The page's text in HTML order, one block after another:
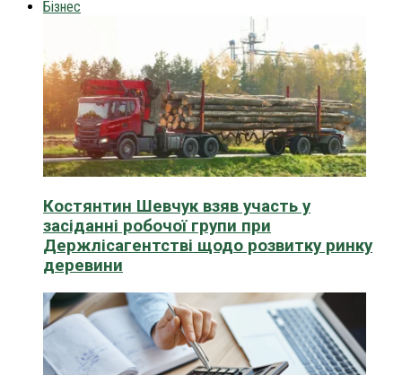
Бізнес
Костянтин Шевчук взяв участь у
засіданні робочої групи при
Держлісагентстві щодо розвитку ринку
деревини